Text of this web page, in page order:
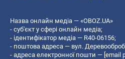
Назва онлайн медіа — «OBOZ.UA»
- суб'єкт у сфері онлайн медіа;
- ідентифікатор медіа — R40-06156;
- поштова адреса — вул.
- адреса електронної пошти — [email